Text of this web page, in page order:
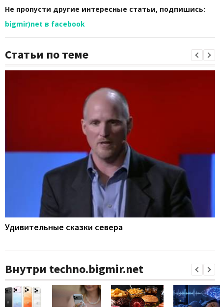
Не пропусти другие интересные статьи, подпишись:
bigmir)net в facebook
Статьи по теме
Удивительные сказки севера
Внутри techno.bigmir.net